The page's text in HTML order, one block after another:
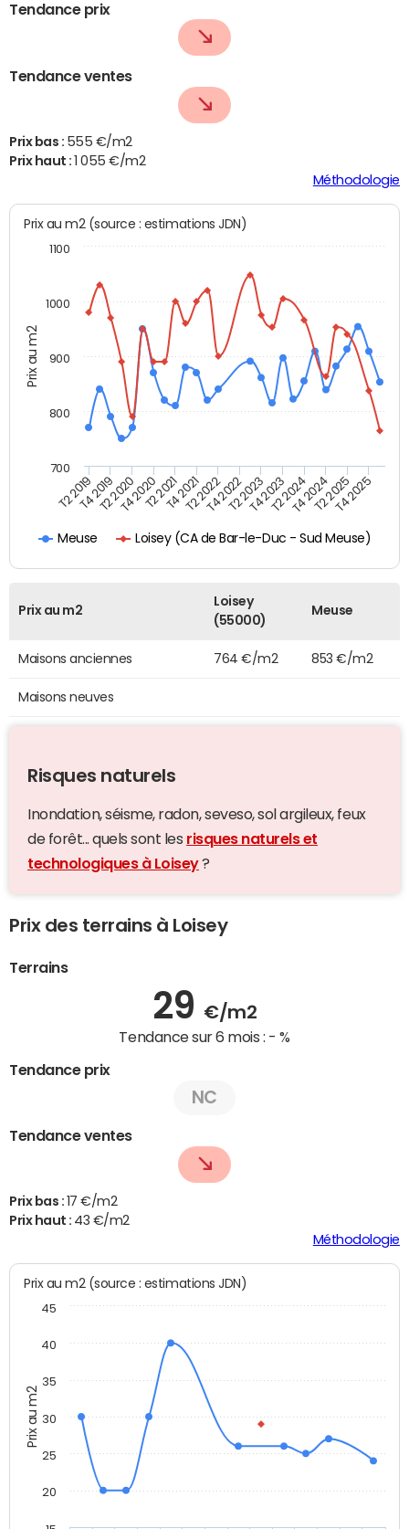
Tendance prix
Tendance ventes
Prix bas : 555 €/m2
Prix haut :
1 055 €/m2
Méthodologie
Prix au m2
Prix au m2 (source : estimations JDN)
Meuse Loisey (CA de Bar-le-Duc - Sud Meuse)
T2 2019T4 2019T2 2020T4 2020T2 2021T4 2021T2 2022T4 2022T2 2023T4 2023T2 2024T4 2024T2 2025T4 2025
700
800
900
1000
1100
Prix au m2
Loisey
(55000)
Meuse
Maisons anciennes 764 €/m2 853 €/m2
Maisons neuves
Risques naturels
Inondation, séisme, radon, seveso, sol argileux, feux
de forêt... quels sont les risques naturels et
technologiques à Loisey?
Prix des terrains à Loisey
Terrains
29 €/m2
Tendance sur 6 mois : - %
Tendance prix
NC
Tendance ventes
Prix bas : 17 €/m2
Prix haut : 43 €/m2
Méthodologie
Prix au m2
Prix au m2 (source : estimations JDN)
20
25
30
35
40
45